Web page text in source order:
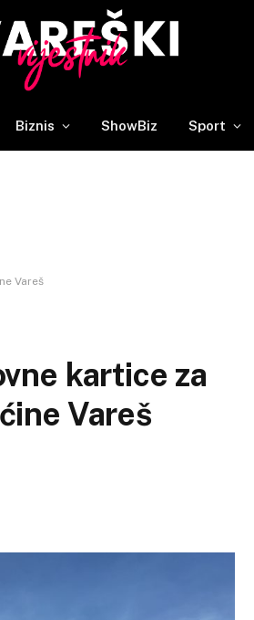
Biznis ShowBiz Sport
Vareš
kartice za
Vareš